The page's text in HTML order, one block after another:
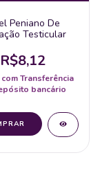
Peniano De
Testicular
R$8,12
comTransferência
bancário